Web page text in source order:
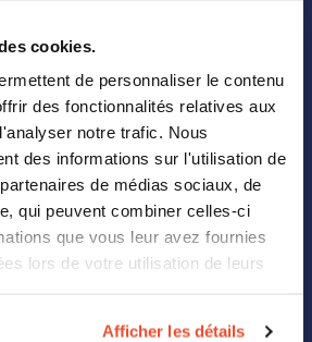
cookies.
de personnaliser le contenu
des fonctionnalités relatives aux
notre trafic. Nous
des informations sur l'utilisation de
de médias sociaux, de
qui peuvent combiner celles-ci
que vous leur avez fournies
lors de votre utilisation de leurs
Afficher les détails